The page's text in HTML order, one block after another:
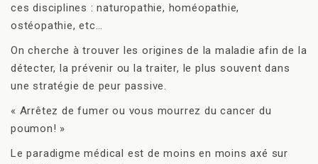
ces disciplines : naturopathie, homéopathie,
ostéopathie, etc…
On cherche à trouver les origines de la maladie afin de la
détecter, la prévenir ou la traiter, le plus souvent dans
une stratégie de peur passive.
« Arrêtez de fumer ou vous mourrez du cancer du
poumon! »
Le paradigme médical est de moins en moins axé sur